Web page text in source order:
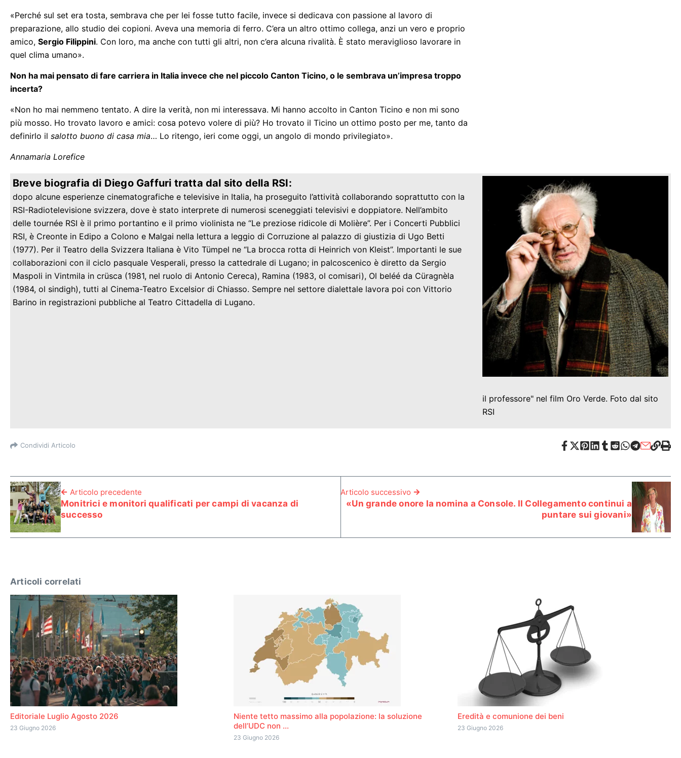
«Perché sul set era tosta, sembrava che per lei fosse tutto facile, invece si dedicava con passione al lavoro di
preparazione, allo studio dei copioni. Aveva una memoria di ferro. C’era un altro ottimo collega, anzi un vero e proprio
amico, Sergio Filippini. Con loro, ma anche con tutti gli altri, non c’era alcuna rivalità. È stato meraviglioso lavorare in
quel clima umano».
Non ha mai pensato di fare carriera in Italia invece che nel piccolo Canton Ticino, o le sembrava un’impresa troppo
incerta?
«Non ho mai nemmeno tentato. A dire la verità, non mi interessava. Mi hanno accolto in Canton Ticino e non mi sono
più mosso. Ho trovato lavoro e amici: cosa potevo volere di più? Ho trovato il Ticino un ottimo posto per me, tanto da
definirlo il salotto buono di casa mia… Lo ritengo, ieri come oggi, un angolo di mondo privilegiato».
Annamaria Lorefice
Breve biografia di Diego Gaffuri tratta dal sito della RSI:
dopo alcune esperienze cinematografiche e televisive in Italia, ha proseguito l’attività collaborando soprattutto con la
RSI-Radiotelevisione svizzera, dove è stato interprete di numerosi sceneggiati televisivi e doppiatore. Nell’ambito
delle tournée RSI è il primo portantino e il primo violinista ne “Le preziose ridicole di Molière”. Per i Concerti Pubblici
RSI, è Creonte in Edipo a Colono e Malgai nella lettura a leggio di Corruzione al palazzo di giustizia di Ugo Betti
(1977). Per il Teatro della Svizzera Italiana è Vito Tümpel ne “La brocca rotta di Heinrich von Kleist”. Importanti le sue
collaborazioni con il ciclo pasquale Vesperali, presso la cattedrale di Lugano; in palcoscenico è diretto da Sergio
Maspoli in Vintmila in crüsca (1981, nel ruolo di Antonio Cereca), Ramina (1983, ol comisari), Ol beléé da Cüragnèla
(1984, ol sindigh), tutti al Cinema-Teatro Excelsior di Chiasso. Sempre nel settore dialettale lavora poi con Vittorio
Barino in registrazioni pubbliche al Teatro Cittadella di Lugano.
il professore" nel film Oro Verde. Foto dal sito
RSI
Condividi Articolo
Articolo precedente
Monitrici e monitori qualificati per campi di vacanza di
successo
Articolo successivo
«Un grande onore la nomina a Console. Il Collegamento continui a
puntare sui giovani»
Articoli correlati
Editoriale Luglio Agosto 2026
23 Giugno 2026
Niente tetto massimo alla popolazione: la soluzione
dell’UDC non ...
23 Giugno 2026
Eredità e comunione dei beni
23 Giugno 2026